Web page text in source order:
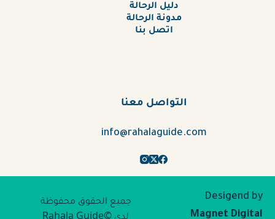
دليل الرحالة
مدونة الرحالة
اتصل بنا
التواصل معنا
info@rahalaguide.com
Desigend by
Magnet Digital
جميع الحقوق محفوظة
لدى Rahala Guide©